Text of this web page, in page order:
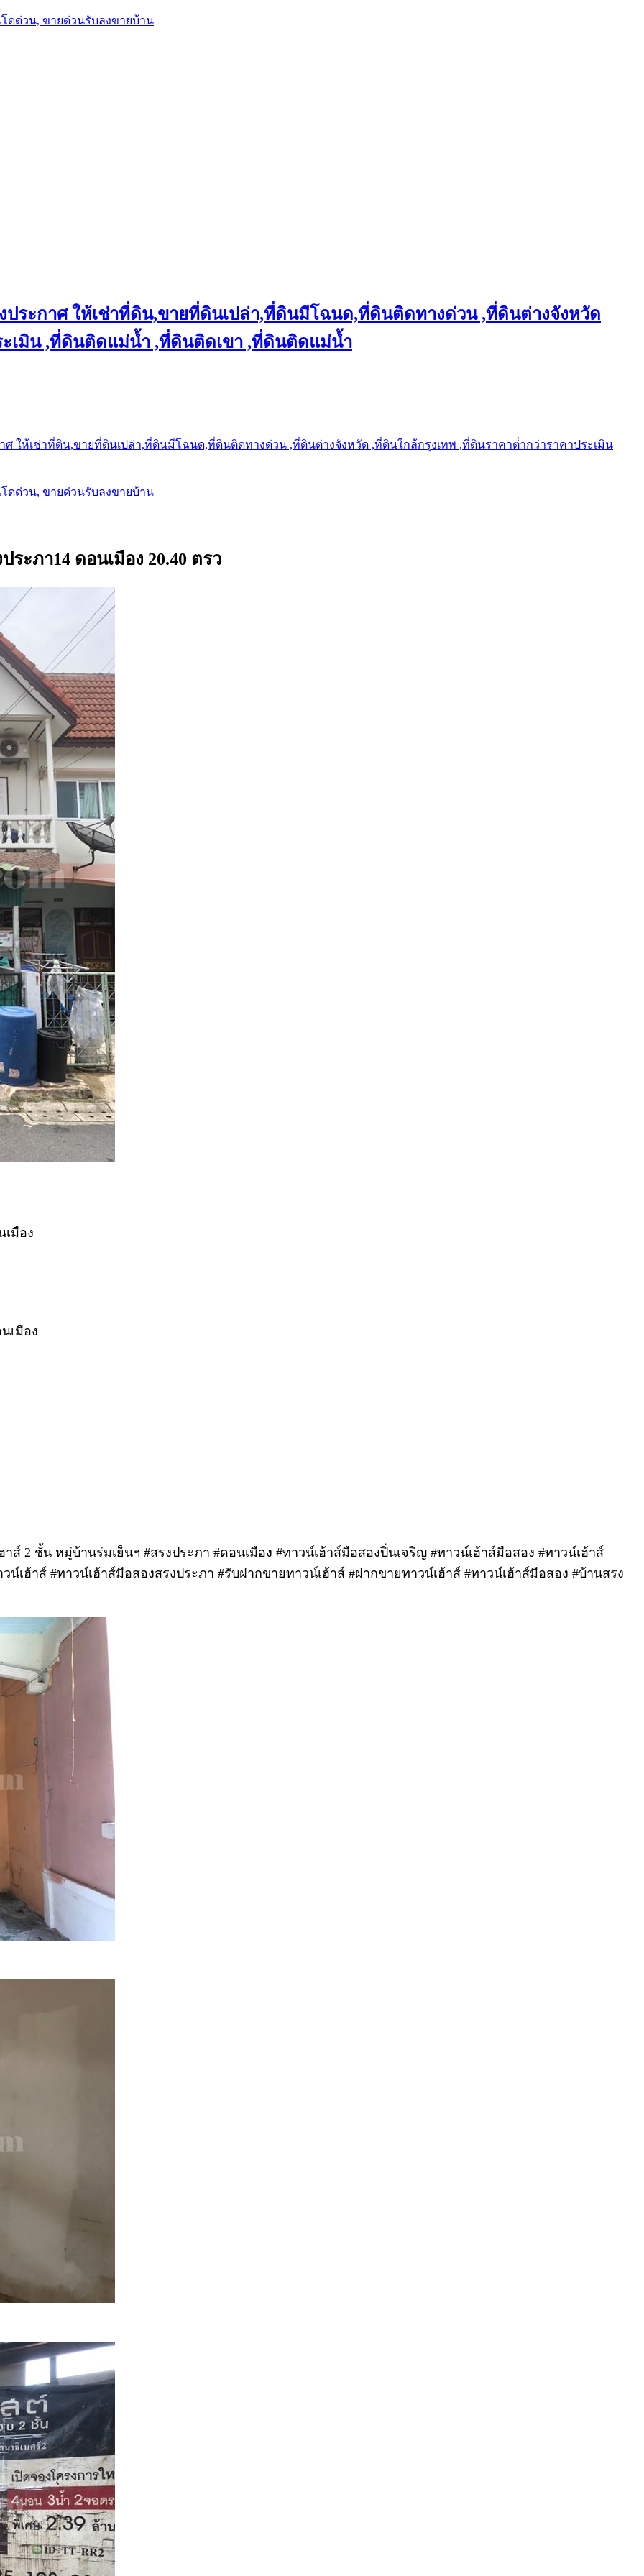
ดด่วน, ขายด่วนรับลงขายบ้าน
ประกาศ ให้เช่าที่ดิน,ขายที่ดินเปล่า,ที่ดินมีโฉนด,ที่ดินติดทางด่วน ,ที่ดินต่างจังหวัด
เมิน ,ที่ดินติดแม่น้ำ ,ที่ดินติดเขา ,ที่ดินติดแม่น้ำ
ศ ให้เช่าที่ดิน,ขายที่ดินเปล่า,ที่ดินมีโฉนด,ที่ดินติดทางด่วน ,ที่ดินต่างจังหวัด ,ที่ดินใกล้กรุงเทพ ,ที่ดินราคาต่ํากว่าราคาประเมิน
ดด่วน, ขายด่วนรับลงขายบ้าน
ะภา14 ดอนเมือง 20.40 ตรว
เมือง
เมือง
ส์ 2 ชั้น หมู่บ้านร่มเย็นฯ #สรงประภา #ดอนเมือง #ทาวน์เฮ้าส์มือสองปิ่นเจริญ #ทาวน์เฮ้าส์มือสอง #ทาวน์เฮ้าส์
เฮ้าส์ #ทาวน์เฮ้าส์มือสองสรงประภา #รับฝากขายทาวน์เฮ้าส์ #ฝากขายทาวน์เฮ้าส์ #ทาวน์เฮ้าส์มือสอง #บ้านสรง